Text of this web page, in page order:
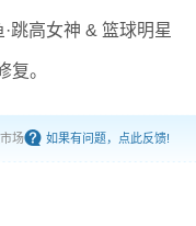
跳高女神 & 篮球明星
复。
场 如果有问题，点此反馈!